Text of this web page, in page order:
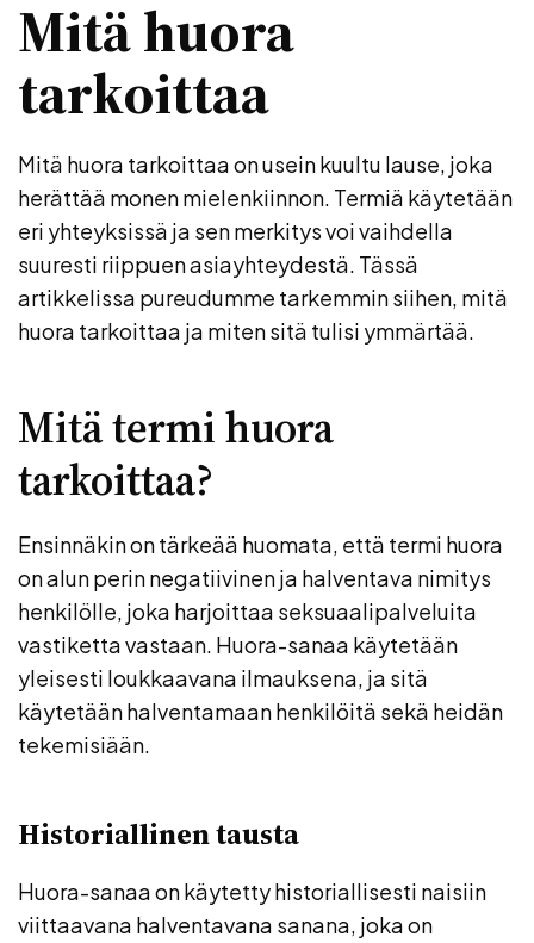
Mitä huora
tarkoittaa
Mitä huora tarkoittaa on usein kuultu lause, joka
herättää monen mielenkiinnon. Termiä käytetään
eri yhteyksissä ja sen merkitys voi vaihdella
suuresti riippuen asiayhteydestä. Tässä
artikkelissa pureudumme tarkemmin siihen, mitä
huora tarkoittaa ja miten sitä tulisi ymmärtää.
Mitä termi huora
tarkoittaa?
Ensinnäkin on tärkeää huomata, että termi huora
on alun perin negatiivinen ja halventava nimitys
henkilölle, joka harjoittaa seksuaalipalveluita
vastiketta vastaan. Huora-sanaa käytetään
yleisesti loukkaavana ilmauksena, ja sitä
käytetään halventamaan henkilöitä sekä heidän
tekemisiään.
Historiallinen tausta
Huora-sanaa on käytetty historiallisesti naisiin
viittaavana halventavana sanana, joka on